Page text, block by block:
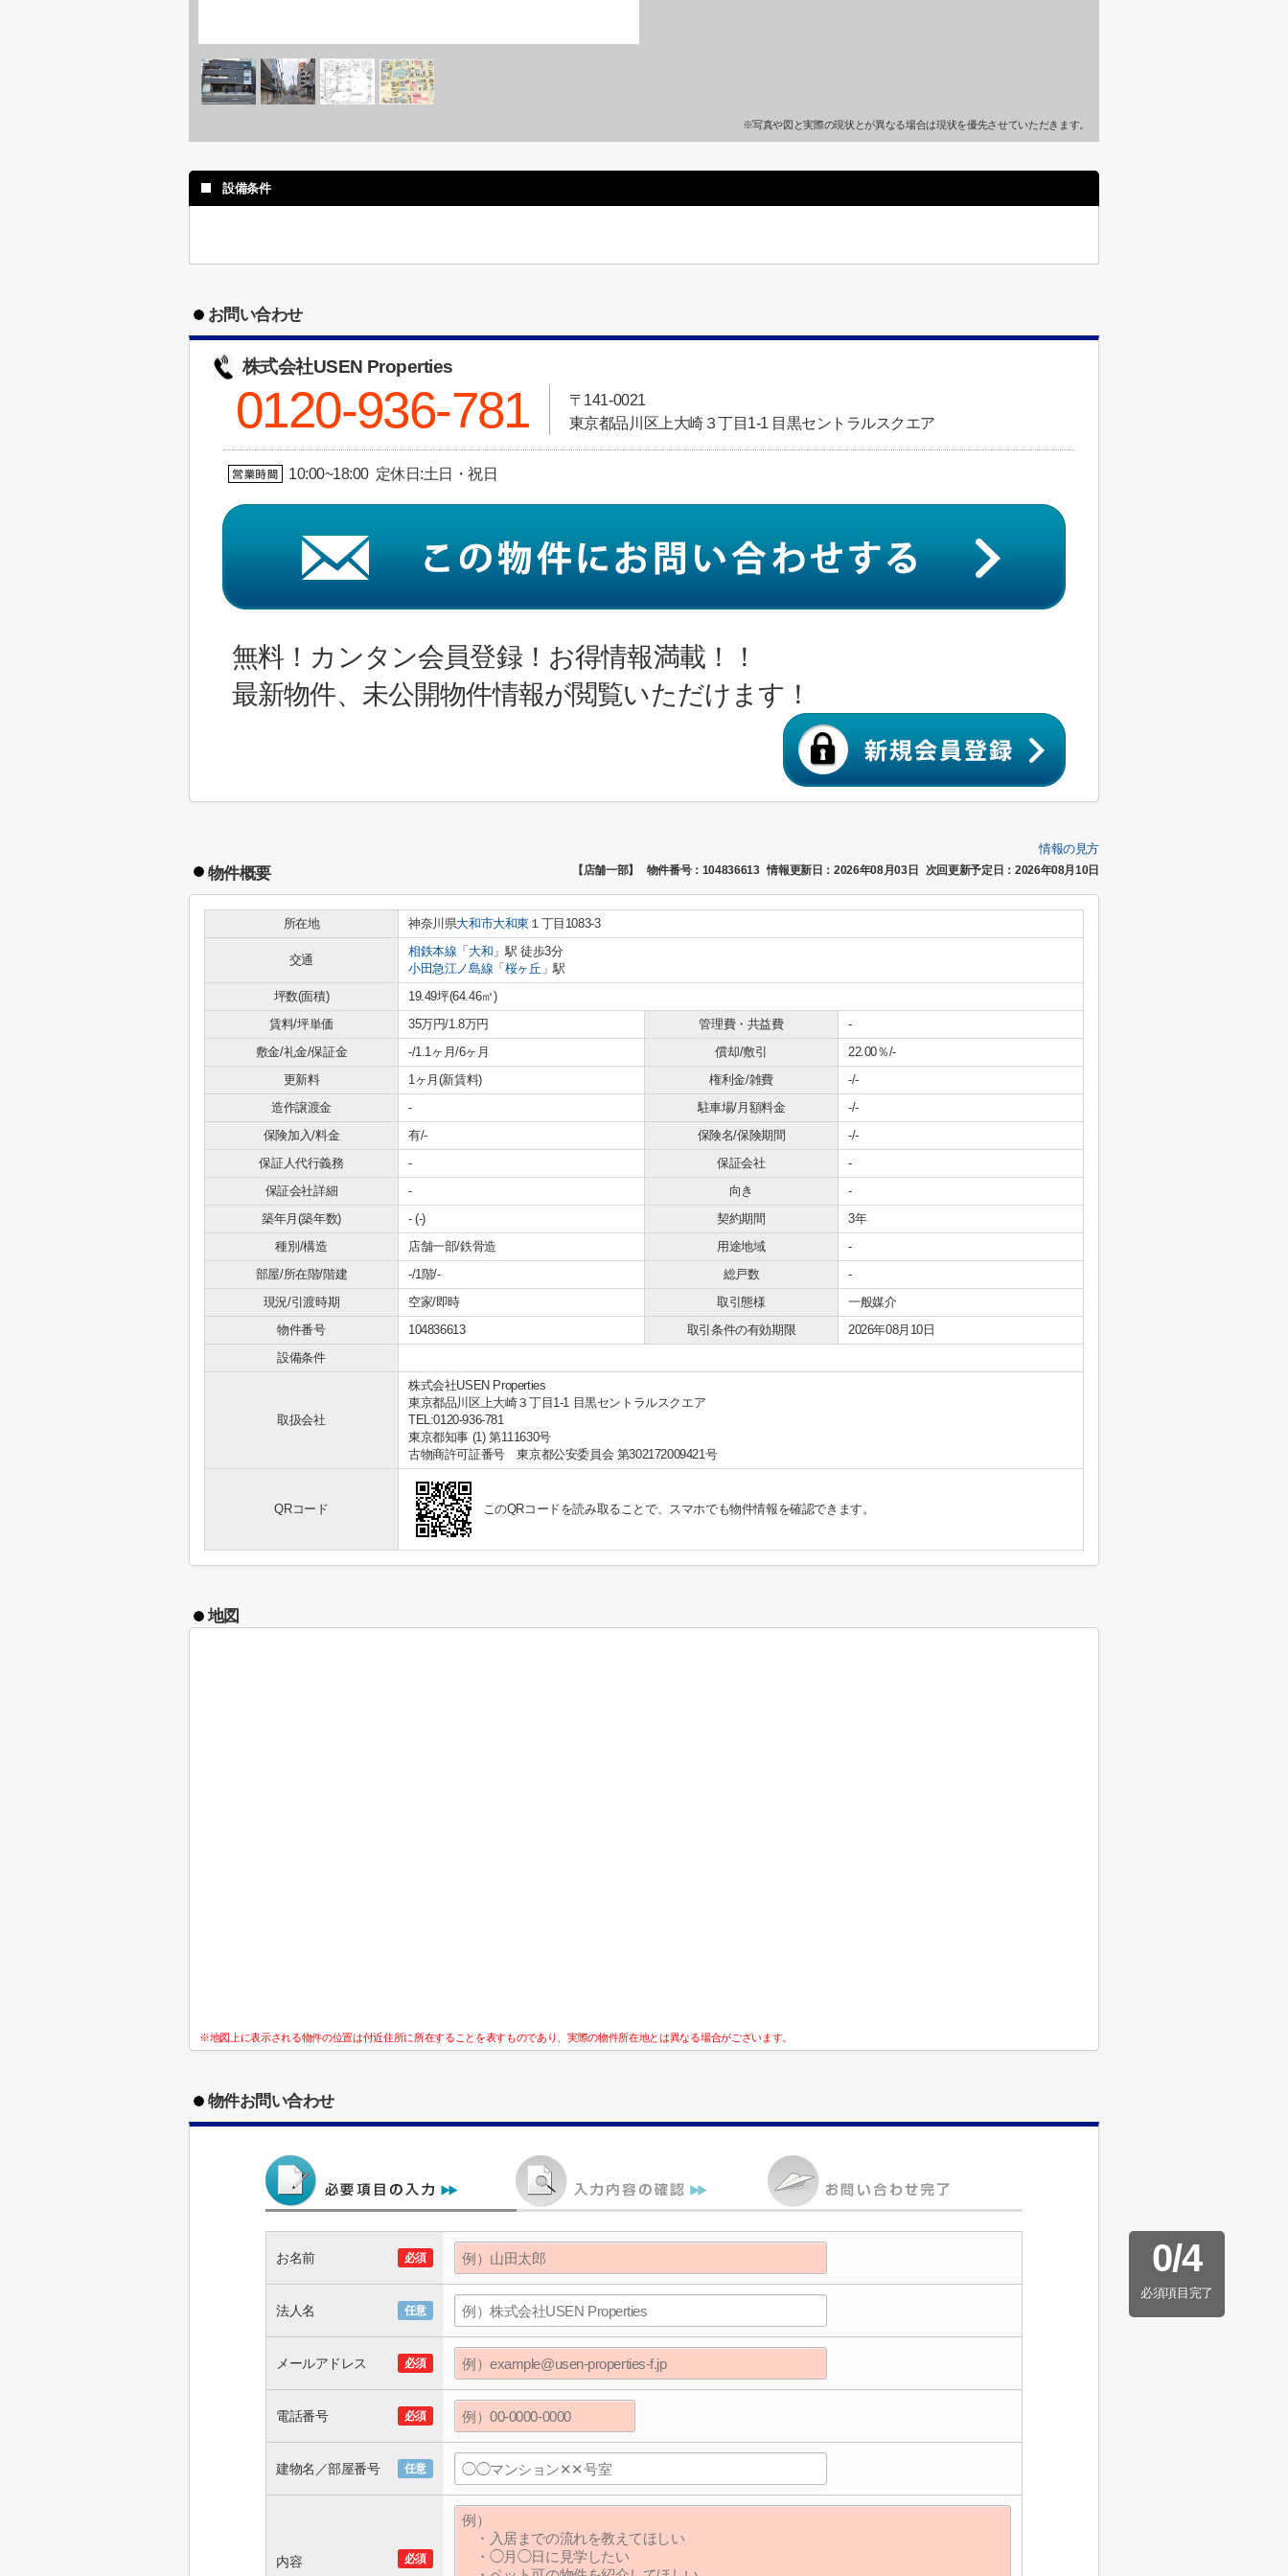
※写真や図と実際の現状とが異なる場合は現状を優先させていただきます。
設備条件
お問い合わせ
株式会社USEN Properties
0120-936-781
〒141-0021
東京都品川区上大崎３丁目1-1 目黒セントラルスクエア
10:00~18:00 定休日:土日・祝日
無料！カンタン会員登録！お得情報満載！！
最新物件、未公開物件情報が閲覧いただけます！
情報の見方
物件概要 【店舗一部】 物件番号：104836613 情報更新日：2026年08月03日 次回更新予定日：2026年08月10日
所在地 神奈川県大和市大和東 １丁目1083-3
交通
相鉄本線 「 大和 」駅 徒歩3分
小田急江ノ島線 「 桜ヶ丘 」駅
坪数(面積)
19.49坪(64.46㎡)
賃料/坪単価
35万円/1.8万円 管理費・共益費
-
敷金/礼金/保証金
-/1.1ヶ月/6ヶ月 償却/敷引
22.00％/-
更新料
1ヶ月(新賃料) 権利金/雑費
-/-
造作譲渡金
- 駐車場/月額料金
-/-
保険加入/料金
有/- 保険名/保険期間
-/-
保証人代行義務
- 保証会社
-
保証会社詳細
- 向き
-
築年月(築年数)
- (-) 契約期間
3年
種別/構造
店舗一部/鉄骨造 用途地域
-
部屋/所在階/階建
-/1階/- 総戸数
-
現況/引渡時期
空家/即時 取引態様
一般媒介
物件番号
104836613 取引条件の有効期限
2026年08月10日
設備条件
取扱会社
株式会社USEN Properties
東京都品川区上大崎３丁目1-1 目黒セントラルスクエア
TEL:0120-936-781
東京都知事 (1) 第111630号
古物商許可証番号 東京都公安委員会 第302172009421号
QRコード このQRコードを読み取ることで、スマホでも物件情報を確認できます。
地図
※地図上に表示される物件の位置は付近住所に所在することを表すものであり、実際の物件所在地とは異なる場合がございます。
物件お問い合わせ
0/4
必須項目完了
お名前 必須
法人名 任意
メールアドレス 必須
電話番号 必須
建物名／部屋番号 任意
内容 必須